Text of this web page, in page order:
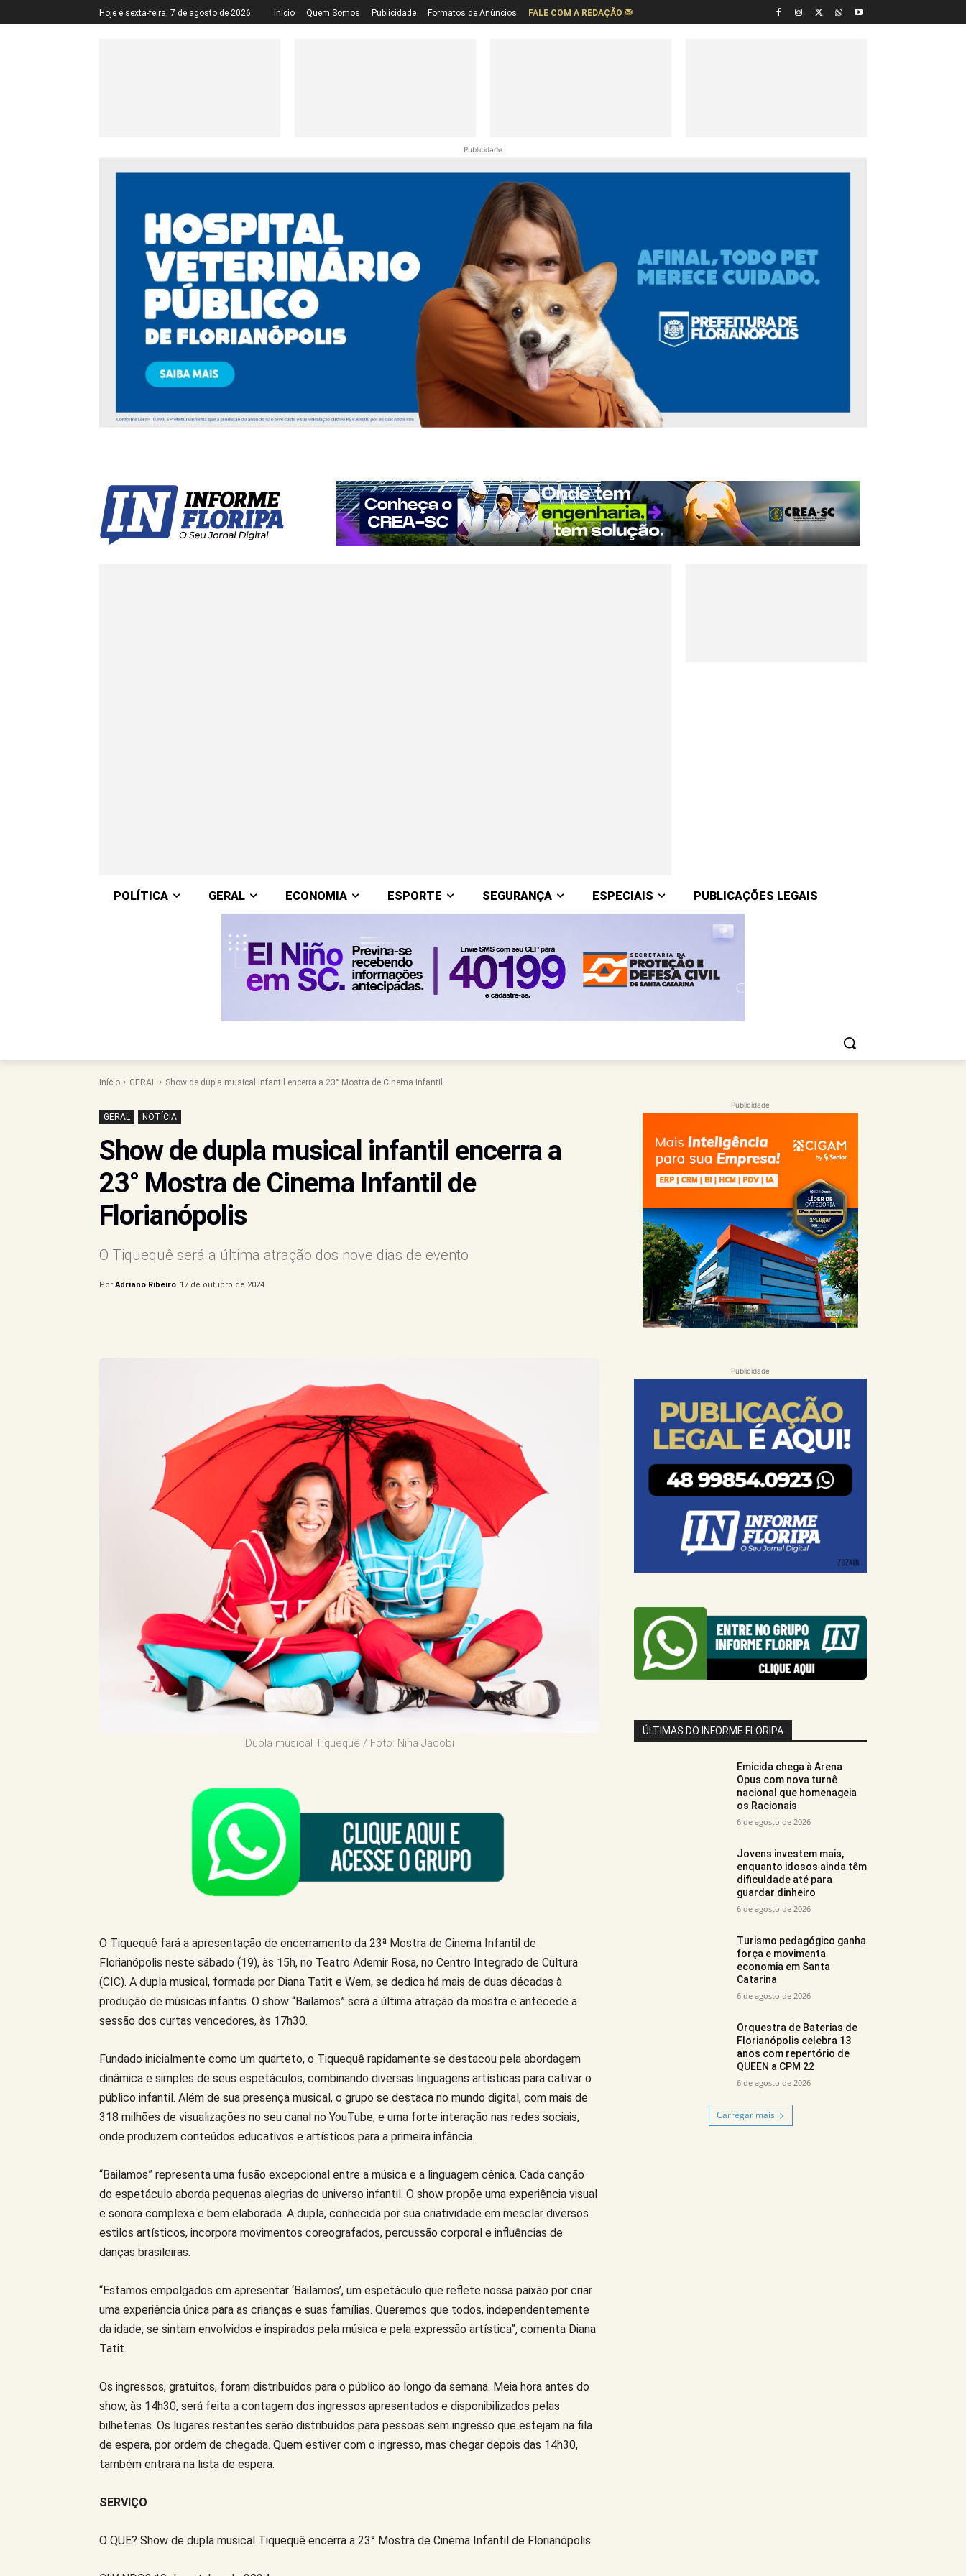
Hoje é sexta-feira, 7 de agosto de 2026 Início Quem Somos Publicidade Formatos de Anúncios FALE COM A REDAÇÃO
Publicidade
POLÍTICA GERAL ECONOMIA ESPORTE SEGURANÇA ESPECIAIS PUBLICAÇÕES LEGAIS
Início GERAL Show de dupla musical infantil encerra a 23° Mostra de Cinema Infantil...
GERAL NOTÍCIA
Show de dupla musical infantil encerra a
23° Mostra de Cinema Infantil de
Florianópolis
O Tiquequê será a última atração dos nove dias de evento
Por Adriano Ribeiro 17 de outubro de 2024
Dupla musical Tiquequê / Foto: Nina Jacobi
O Tiquequê fará a apresentação de encerramento da 23ª Mostra de Cinema Infantil de
Florianópolis neste sábado (19), às 15h, no Teatro Ademir Rosa, no Centro Integrado de Cultura
(CIC). A dupla musical, formada por Diana Tatit e Wem, se dedica há mais de duas décadas à
produção de músicas infantis. O show “Bailamos” será a última atração da mostra e antecede a
sessão dos curtas vencedores, às 17h30.
Fundado inicialmente como um quarteto, o Tiquequê rapidamente se destacou pela abordagem
dinâmica e simples de seus espetáculos, combinando diversas linguagens artísticas para cativar o
público infantil. Além de sua presença musical, o grupo se destaca no mundo digital, com mais de
318 milhões de visualizações no seu canal no YouTube, e uma forte interação nas redes sociais,
onde produzem conteúdos educativos e artísticos para a primeira infância.
“Bailamos” representa uma fusão excepcional entre a música e a linguagem cênica. Cada canção
do espetáculo aborda pequenas alegrias do universo infantil. O show propõe uma experiência visual
e sonora complexa e bem elaborada. A dupla, conhecida por sua criatividade em mesclar diversos
estilos artísticos, incorpora movimentos coreografados, percussão corporal e influências de
danças brasileiras.
“Estamos empolgados em apresentar ‘Bailamos’, um espetáculo que reflete nossa paixão por criar
uma experiência única para as crianças e suas famílias. Queremos que todos, independentemente
da idade, se sintam envolvidos e inspirados pela música e pela expressão artística”, comenta Diana
Tatit.
Os ingressos, gratuitos, foram distribuídos para o público ao longo da semana. Meia hora antes do
show, às 14h30, será feita a contagem dos ingressos apresentados e disponibilizados pelas
bilheterias. Os lugares restantes serão distribuídos para pessoas sem ingresso que estejam na fila
de espera, por ordem de chegada. Quem estiver com o ingresso, mas chegar depois das 14h30,
também entrará na lista de espera.
SERVIÇO
O QUE? Show de dupla musical Tiquequê encerra a 23° Mostra de Cinema Infantil de Florianópolis
Publicidade
Publicidade
ÚLTIMAS DO INFORME FLORIPA
Emicida chega à Arena
Opus com nova turnê
nacional que homenageia
os Racionais
6 de agosto de 2026
Jovens investem mais,
enquanto idosos ainda têm
dificuldade até para
guardar dinheiro
6 de agosto de 2026
Turismo pedagógico ganha
força e movimenta
economia em Santa
Catarina
6 de agosto de 2026
Orquestra de Baterias de
Florianópolis celebra 13
anos com repertório de
QUEEN a CPM 22
6 de agosto de 2026
Carregar mais